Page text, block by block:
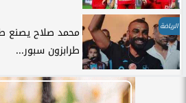
الرياضة
محمد صلاح يصنع
طرابزون سبور...